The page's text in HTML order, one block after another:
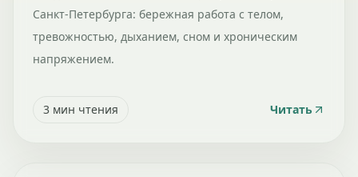
Санкт-Петербурга: бережная работа с телом,
тревожностью, дыханием, сном и хроническим
напряжением.
3 мин чтения Читать